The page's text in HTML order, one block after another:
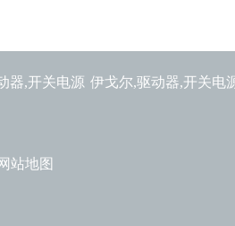
器,开关电源 伊戈尔,驱动器,开关电
网站地图